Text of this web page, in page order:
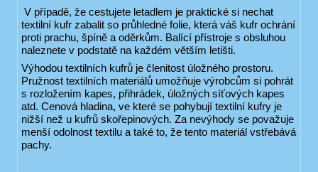
V případě, že cestujete letadlem je praktické si nechat
textilní kufr zabalit so průhledné folie, která váš kufr ochrání
proti prachu, špíně a oděrkům. Balící přístroje s obsluhou
naleznete v podstatě na každém větším letišti.
Výhodou textilních kufrů je členitost úložného prostoru.
Pružnost textilních materiálů umožňuje výrobcům si pohrát
s rozložením kapes, přihrádek, úložných síťových kapes
atd. Cenová hladina, ve které se pohybují textilní kufry je
nižší než u kufrů skořepinových. Za nevýhody se považuje
menší odolnost textilu a také to, že tento materiál vstřebává
pachy.